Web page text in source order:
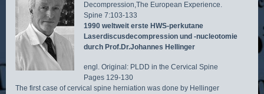
Decompression,The European Experience.
Spine 7:103-133
1990 weltweit erste HWS-perkutane
Laserdiscusdecompression und -nucleotomie
durch Prof.Dr.Johannes Hellinger
engl. Original: PLDD in the Cervical Spine
Pages 129-130
The first case of cervical spine herniation was done by Hellinger